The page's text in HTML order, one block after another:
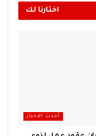
اختارنا لك
أحدث الاخبار